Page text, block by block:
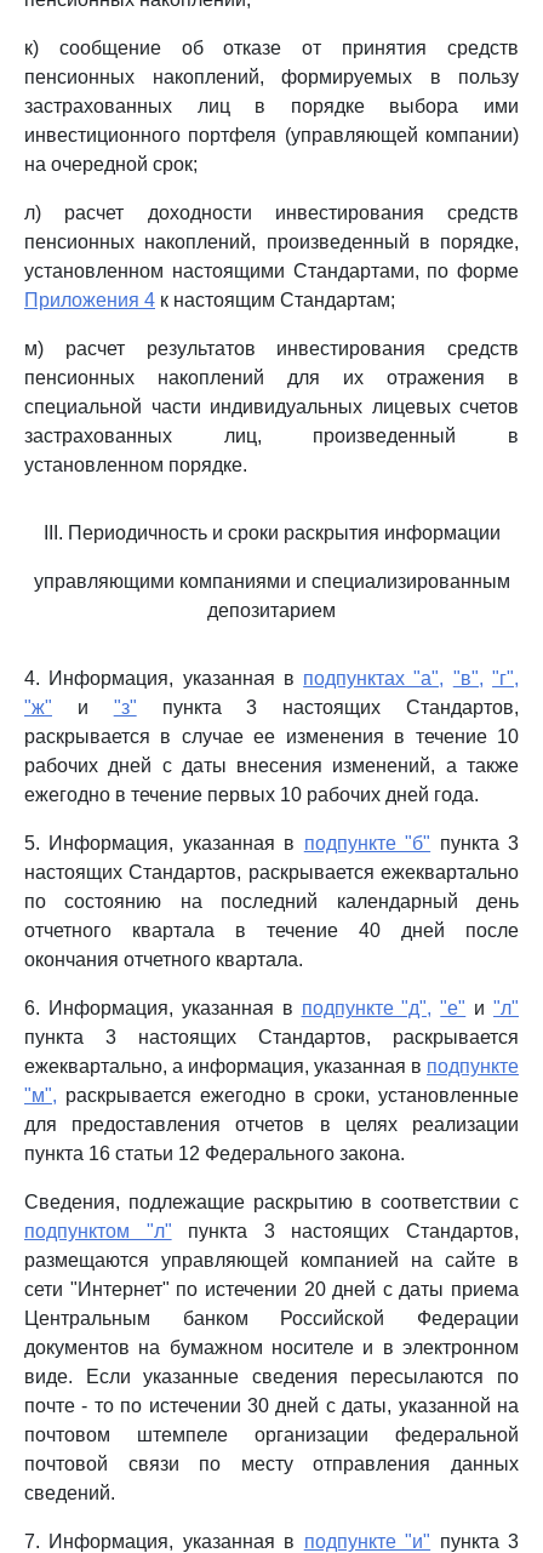
к) сообщение об отказе от принятия средств
пенсионных накоплений, формируемых в пользу
застрахованных лиц в порядке выбора ими
инвестиционного портфеля (управляющей компании)
на очередной срок;
л) расчет доходности инвестирования средств
пенсионных накоплений, произведенный в порядке,
установленном настоящими Стандартами, по форме
Приложения 4 к настоящим Стандартам;
м) расчет результатов инвестирования средств
пенсионных накоплений для их отражения в
специальной части индивидуальных лицевых счетов
застрахованных лиц, произведенный в
установленном порядке.
III. Периодичность и сроки раскрытия информации
управляющими компаниями и специализированным
депозитарием
4. Информация, указанная в подпунктах "а", "в", "г",
"ж" и "з" пункта 3 настоящих Стандартов,
раскрывается в случае ее изменения в течение 10
рабочих дней с даты внесения изменений, а также
ежегодно в течение первых 10 рабочих дней года.
5. Информация, указанная в подпункте "б" пункта 3
настоящих Стандартов, раскрывается ежеквартально
по состоянию на последний календарный день
отчетного квартала в течение 40 дней после
окончания отчетного квартала.
6. Информация, указанная в подпункте "д", "е" и "л"
пункта 3 настоящих Стандартов, раскрывается
ежеквартально, а информация, указанная в подпункте
"м", раскрывается ежегодно в сроки, установленные
для предоставления отчетов в целях реализации
пункта 16 статьи 12 Федерального закона.
Сведения, подлежащие раскрытию в соответствии с
подпунктом "л" пункта 3 настоящих Стандартов,
размещаются управляющей компанией на сайте в
сети "Интернет" по истечении 20 дней с даты приема
Центральным банком Российской Федерации
документов на бумажном носителе и в электронном
виде. Если указанные сведения пересылаются по
почте - то по истечении 30 дней с даты, указанной на
почтовом штемпеле организации федеральной
почтовой связи по месту отправления данных
сведений.
7. Информация, указанная в подпункте "и" пункта 3